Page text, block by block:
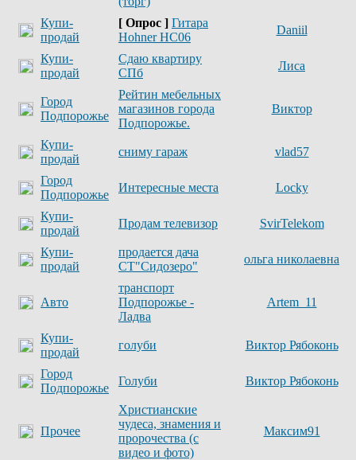
Купи-
продай
[ Опрос ] Гитара
Hohner HC06
Daniil
Купи-
продай
Сдаю квартиру
СПб
Лиса
Город
Подпорожье
Рейтин мебельных
магазинов города
Подпорожье.
Виктор
Купи-
продай
сниму гараж vlad57
Город
Подпорожье
Интересные места Locky
Купи-
продай
Продам телевизор SvirTelekom
Купи-
продай
продается дача
СТ"Сидозеро"
ольга николаевна
Авто
транспорт
Подпорожье -
Ладва
Artem_11
Купи-
продай
голуби Виктор Рябоконь
Город
Подпорожье
Голуби Виктор Рябоконь
Прочее
Христианские
чудеса, знамения и
пророчества (с
видео и фото)
Максим91